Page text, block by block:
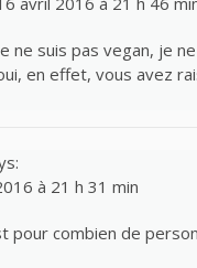
ne suis pas vegan, je
en effet, vous avez
à 21 h 31 min
pour combien de